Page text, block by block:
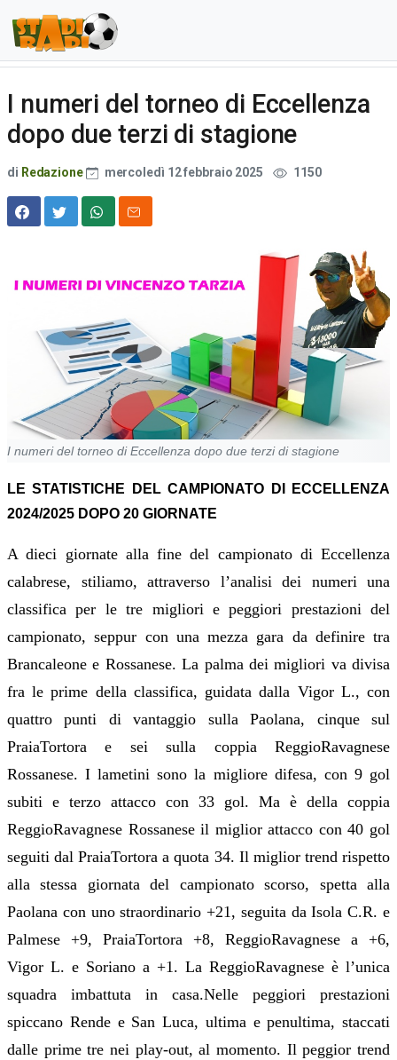
I numeri del torneo di Eccellenza
dopo due terzi di stagione
di Redazione mercoledì 12 febbraio 2025 1150
I numeri del torneo di Eccellenza dopo due terzi di stagione
LE STATISTICHE DEL CAMPIONATO DI ECCELLENZA
2024/2025 DOPO 20 GIORNATE
A dieci giornate alla fine del campionato di Eccellenza
calabrese, stiliamo, attraverso l’analisi dei numeri una
classifica per le tre migliori e peggiori prestazioni del
campionato, seppur con una mezza gara da definire tra
Brancaleone e Rossanese. La palma dei migliori va divisa
fra le prime della classifica, guidata dalla Vigor L., con
quattro punti di vantaggio sulla Paolana, cinque sul
PraiaTortora e sei sulla coppia ReggioRavagnese
Rossanese. I lametini sono la migliore difesa, con 9 gol
subiti e terzo attacco con 33 gol. Ma è della coppia
ReggioRavagnese Rossanese il miglior attacco con 40 gol
seguiti dal PraiaTortora a quota 34. Il miglior trend rispetto
alla stessa giornata del campionato scorso, spetta alla
Paolana con uno straordinario +21, seguita da Isola C.R. e
Palmese +9, PraiaTortora +8, ReggioRavagnese a +6,
Vigor L. e Soriano a +1. La ReggioRavagnese è l’unica
squadra imbattuta in casa.Nelle peggiori prestazioni
spiccano Rende e San Luca, ultima e penultima, staccati
dalle prime tre nei play-out, al momento. Il peggior trend